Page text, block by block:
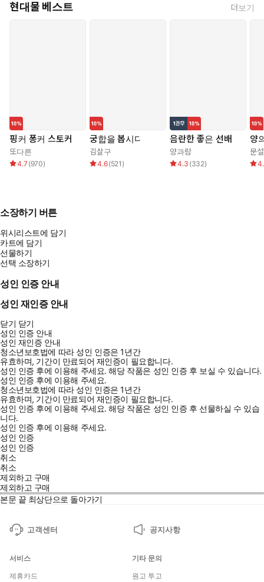
현대물 베스트 더보기
핑커 퐁커 스토커
또다른
4.7 (970)
궁합을 봅시다
김살구
4.6(521 )
음란한 좋은 선배
양과람
4.3 (332)
양
문
소장하기 버튼
위시리스트에 담기
카트에 담기
선물하기
선택 소장하기
성인 인증 안내
성인 재인증 안내
닫기 닫기
성인 인증 안내
성인 재인증 안내
청소년보호법에 따라 성인 인증은 1년간
유효하며, 기간이 만료되어 재인증이 필요합니다.
성인 인증 후에 이용해 주세요.해당 작품은 성인 인증 후 보실 수 있습니다.
성인 인증 후에 이용해 주세요.
청소년보호법에 따라 성인 인증은 1년간
유효하며, 기간이 만료되어 재인증이 필요합니다.
성인 인증 후에 이용해 주세요.해당 작품은 성인 인증 후 선물하실 수 있습
니다.
성인 인증 후에 이용해 주세요.
성인 인증
성인 인증
취소
취소
제외하고 구매
제외하고 구매
본문 끝 최상단으로 돌아가기
고객센터 공지사항
서비스
제휴카드
기타 문의
원고 투고